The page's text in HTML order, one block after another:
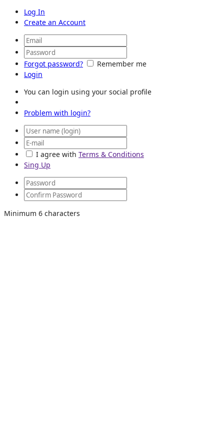
Log In
Create an Account
Forgot password?
Remember me
Login
You can login using your social profile
Problem with login?
I agree with Terms & Conditions
Sing Up
Minimum 6 characters